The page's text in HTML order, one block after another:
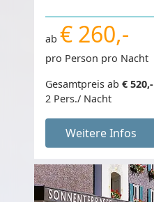
ab € 260,-
pro Person pro Nacht
Gesamtpreis ab € 520,-
2 Pers./ Nacht
Weitere Infos